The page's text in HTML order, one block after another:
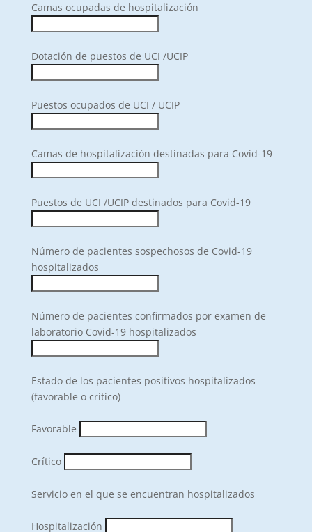
Camas ocupadas de hospitalización
Dotación de puestos de UCI /UCIP
Puestos ocupados de UCI / UCIP
Camas de hospitalización destinadas para Covid-19
Puestos de UCI /UCIP destinados para Covid-19
Número de pacientes sospechosos de Covid-19
hospitalizados
Número de pacientes confirmados por examen de
laboratorio Covid-19 hospitalizados
Estado de los pacientes positivos hospitalizados
(favorable o crítico)
Favorable
Crítico
Servicio en el que se encuentran hospitalizados
Hospitalización